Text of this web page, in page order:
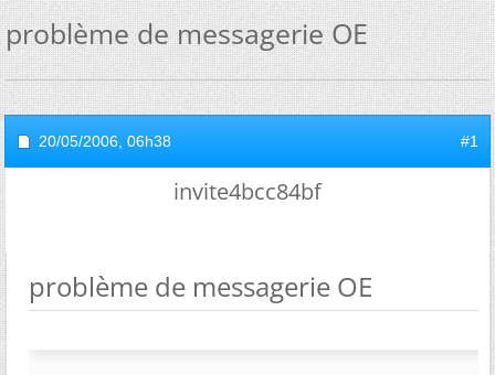
problème de messagerie OE
20/05/2006, 06h38 #1
invite4bcc84bf
problème de messagerie OE